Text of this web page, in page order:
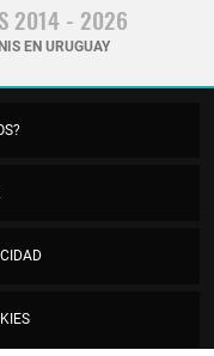
2014 - 2026
EN URUGUAY